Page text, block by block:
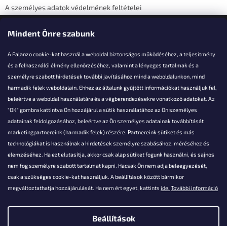
Mindent Önre szabunk
A Falanzo cookie-kat használ a weboldal biztonságos működéséhez, a teljesítmény
és a felhasználói élmény ellenőrzéséhez, valamint a lényeges tartalmak és a
személyre szabott hirdetések további javításához mind a weboldalunkon, mind
harmadik felek weboldalain. Ehhez az általunk gyűjtött információkat használjuk fel,
beleértve a weboldal használatára és a végberendezésekre vonatkozó adatokat. Az
"OK" gombra kattintva Ön hozzájárul a sütik használatához az Ön személyes
adatainak feldolgozásához, beleértve az Ön személyes adatainak továbbítását
marketingpartnereink (harmadik felek) részére. Partnereink sütiket és más
technológiákat is használnak a hirdetések személyre szabásához, méréséhez és
elemzéséhez. Ha ezt elutasítja, akkor csak alap sütiket fogunk használni, és sajnos
nem fog személyre szabott tartalmat kapni. Hacsak Ön nem adja beleegyezését,
csak a szükséges cookie-kat használjuk. A beállítások között bármikor
megváltoztathatja hozzájárulását. Ha nem ért egyet, kattints ide. További információ
Beállítások
A személyes adatok védelmének feltételei
Elérhetőségi adatok
Akarsz kérdezni valamit?
info@falanzo.hu